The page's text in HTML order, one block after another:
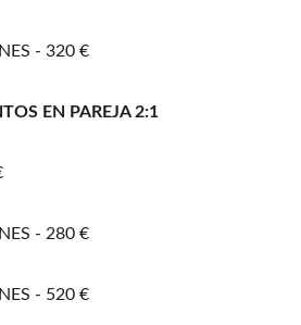
- 320 €
EN PAREJA 2:1
- 280 €
- 520 €